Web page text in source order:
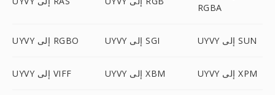
RGBA
UYVY إلى RGBO UYVY إلى SGI UYVY إلى SUN
UYVY إلى VIFF UYVY إلى XBM UYVY إلى XPM